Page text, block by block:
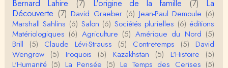
Bernard Lahire
(7) L'origine de la famille (7)
La
Découverte (7) David Graeber (6) Jean-Paul Demoule (6)
Marshall Sahlins (6) Salon (6) Sociétés plurielles (6) éditions
Matériologiques (6) Agriculture (5) Amérique du Nord (5)
Brill
(5) Claude Lévi-Strauss (5) Contretemps (5)
David
Wengrow (5) Iroquois (5) Kazakhstan (5) L'Histoire
(5)
L'Humanité (5) La Pensée (5) Le Temps des Cerises (5)